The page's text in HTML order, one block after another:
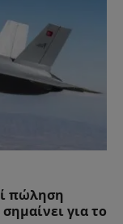
πώληση
για το